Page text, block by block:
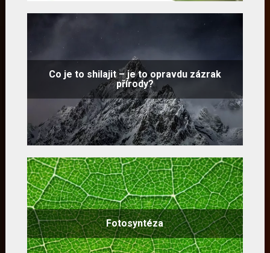
Co je to shilajit – je to opravdu zázrak
přírody?
Fotosyntéza